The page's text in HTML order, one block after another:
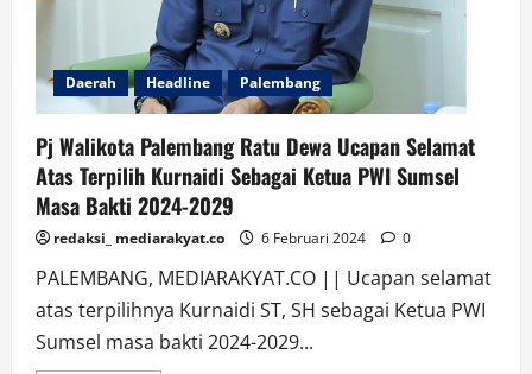
Daerah Headline Palembang
Pj Walikota Palembang Ratu Dewa Ucapan Selamat
Atas Terpilih Kurnaidi Sebagai Ketua PWI Sumsel
Masa Bakti 2024-2029
redaksi_ mediarakyat.co 6 Februari 2024 0
PALEMBANG, MEDIARAKYAT.CO || Ucapan selamat
atas terpilihnya Kurnaidi ST, SH sebagai Ketua PWI
Sumsel masa bakti 2024-2029...